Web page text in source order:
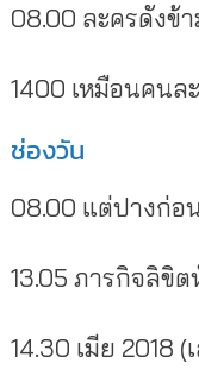
08.00 ละครดังข้
1400 เหมือนคน
ช่องวัน
08.00 แต่ปางก่อ
13.05 ภารกิจลิขิ
14.30 เมีย 2018